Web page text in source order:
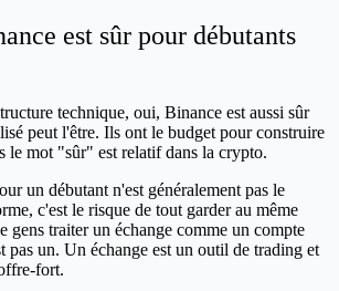
est sûr pour débutants
technique, oui, Binance est aussi sûr
peut l'être. Ils ont le budget pour construire
le mot "sûr" est relatif dans la crypto.
un débutant n'est généralement pas le
c'est le risque de tout garder au même
gens traiter un échange comme un compte
pas un. Un échange est un outil de trading et
fort.